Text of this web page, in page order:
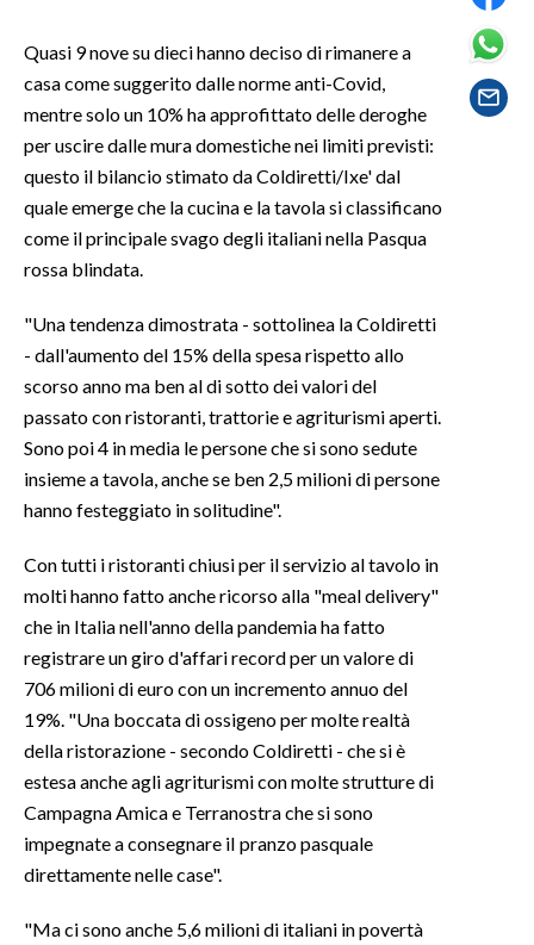
GOSSIP
SALUTE
SARDEGNA TURISMO
EVENTI
#CARAUNIONE
3 MINUTI CON
INSULARITÀ
INFO AZIENDE
ABBONATI
ANNUNCI
NECROLOGI
SPIAGGE
STORE
Quasi 9 nove su dieci hanno deciso di rimanere a
casa come suggerito dalle norme anti-Covid,
mentre solo un 10% ha approfittato delle deroghe
per uscire dalle mura domestiche nei limiti previsti:
questo il bilancio stimato da Coldiretti/Ixe' dal
quale emerge che la cucina e la tavola si classificano
come il principale svago degli italiani nella Pasqua
rossa blindata.
"Una tendenza dimostrata - sottolinea la Coldiretti
- dall'aumento del 15% della spesa rispetto allo
scorso anno ma ben al di sotto dei valori del
passato con ristoranti, trattorie e agriturismi aperti.
Sono poi 4 in media le persone che si sono sedute
insieme a tavola, anche se ben 2,5 milioni di persone
hanno festeggiato in solitudine".
Con tutti i ristoranti chiusi per il servizio al tavolo in
molti hanno fatto anche ricorso alla "meal delivery"
che in Italia nell'anno della pandemia ha fatto
registrare un giro d'affari record per un valore di
706 milioni di euro con un incremento annuo del
19%. "Una boccata di ossigeno per molte realtà
della ristorazione - secondo Coldiretti - che si è
estesa anche agli agriturismi con molte strutture di
Campagna Amica e Terranostra che si sono
impegnate a consegnare iI pranzo pasquale
direttamente nelle case".
"Ma ci sono anche 5,6 milioni di italiani in povertà